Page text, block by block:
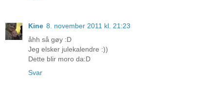
Kine 8. november 2011 kl. 21:23
åhh så gøy :D
Jeg elsker julekalendre :))
Dette blir moro da:D
Svar